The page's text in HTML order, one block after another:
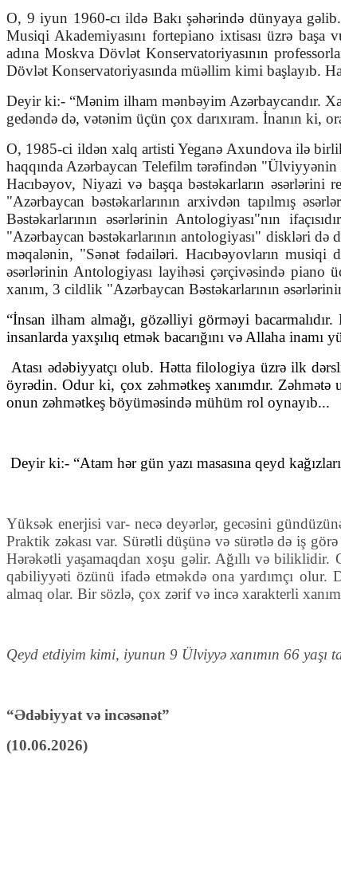
O, 9 iyun 1960-cı ildə Bakı şəhərində dünyaya
Musiqi Akademiyasını fortepiano ixtisası üzrə başa
adına Moskva Dövlət Konservatoriyasının
Dövlət Konservatoriyasında müəllim kimi başlayıb.
Deyir ki:- “Mənim ilham mənbəyim Azərbaycandır.
gedəndə də, vətənim üçün çox darıxıram. İnanın ki,
O, 1985-ci ildən xalq artisti Yeganə Axundova ilə
haqqında Azərbaycan Telefilm tərəfindən
Hacıbəyov, Niyazi və başqa bəstəkarların
"Azərbaycan bəstəkarlarının arxivdən tapılmış
Bəstəkarlarının əsərlərinin Antologiyası"nın
"Azərbaycan bəstəkarlarının antologiyası" diskləri
məqalənin, "Sənət fədailəri. Hacıbəyovların musiqi
əsərlərinin Antologiyası layihəsi çərçivəsində piano
xanım, 3 cildlik "Azərbaycan Bəstəkarlarının
“İnsan ilham almağı, gözəlliyi görməyi
insanlarda yaxşılıq etmək bacarığını və Allaha
Atası ədəbiyyatçı olub. Hətta filologiya üzrə ilk
öyrədin. Odur ki, çox zəhmətkeş xanımdır. Zəhmətə
onun zəhmətkeş böyüməsində mühüm rol oynayıb...
Deyir ki:- “Atam hər gün yazı masasına qeyd
Yüksək enerjisi var- necə deyərlər, gecəsini
Praktik zəkası var. Sürətli düşünə və sürətlə də iş
Hərəkətli yaşamaqdan xoşu gəlir. Ağıllı və biliklidir.
qabiliyyəti özünü ifadə etməkdə ona yardımçı
almaq olar. Bir sözlə, çox zərif və incə xarakterli
Qeyd etdiyim kimi, iyunun 9 Ülviyyə xanımın 66 yaşı
“Ədəbiyyat və incəsənət”
(10.06.2026)